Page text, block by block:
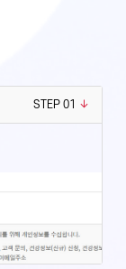
STEP 01